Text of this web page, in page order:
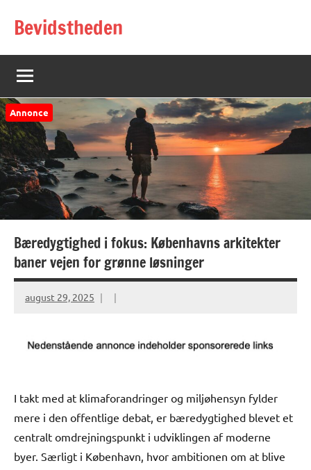
Bevidstheden
Annonce
Bæredygtighed i fokus: Københavns arkitekter
baner vejen for grønne løsninger
august 29, 2025
I takt med at klimaforandringer og miljøhensyn fylder
mere i den offentlige debat, er bæredygtighed blevet et
centralt omdrejningspunkt i udviklingen af moderne
byer. Særligt i København, hvor ambitionen om at blive